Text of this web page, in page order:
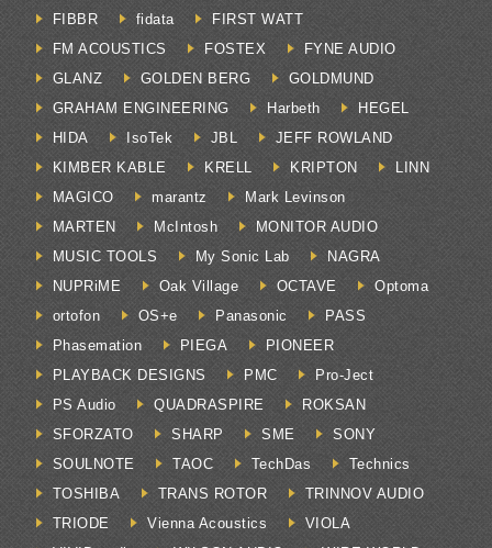
FIBBR
fidata
FIRST WATT
FM ACOUSTICS
FOSTEX
FYNE AUDIO
GLANZ
GOLDEN BERG
GOLDMUND
GRAHAM ENGINEERING
Harbeth
HEGEL
HIDA
IsoTek JBL
JEFF ROWLAND
KIMBER KABLE
KRELL KRIPTON
LINN
MAGICO
marantz
Mark Levinson
MARTEN
McIntosh
MONITOR AUDIO
MUSIC TOOLS
My Sonic Lab
NAGRA
NUPRiME
Oak Village OCTAVE
Optoma
ortofon
OS+e Panasonic
PASS
Phasemation
PIEGA
PIONEER
PLAYBACK DESIGNS
PMC
Pro-Ject
PS Audio
QUADRASPIRE
ROKSAN
SFORZATO
SHARP SME
SONY
SOULNOTE
TAOC TechDas
Technics
TOSHIBA
TRANS ROTOR
TRINNOV AUDIO
TRIODE
Vienna Acoustics
VIOLA